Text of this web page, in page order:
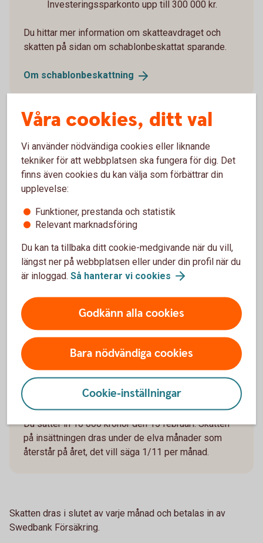
Investeringssparkonto upp till 300 000 kr.
Du hittar mer information om skatteavdraget och
skatten på sidan om schablonbeskattat sparande.
Om schablonbeskattning
Insättningar under året
Insättningar ingår i skatteunderlaget.
skatt.
Under andra halvåret utgör halva insättningen grund för
Skatten kommer att tas ut under de resterande månaderna
av året.
Exempel på beräkning av
avkastningsskatt vid insättningar av
premier under året
Exempel
Du sätter in 10 000 kronor den 15 februari. Skatten
på insättningen dras under de elva månader som
återstår på året, det vill säga 1/11 per månad.
Skatten dras i slutet av varje månad och betalas in av
Swedbank Försäkring.
Våra cookies, ditt val
Vi använder nödvändiga cookies eller liknande
tekniker för att webbplatsen ska fungera för dig. Det
finns även cookies du kan välja som förbättrar din
upplevelse:
Funktioner, prestanda och statistik
Relevant marknadsföring
Du kan ta tillbaka ditt cookie-medgivande när du vill,
längst ner på webbplatsen eller under din profil när du
är inloggad. Så hanterar vi cookies
Godkänn alla cookies
Bara nödvändiga cookies
Cookie-inställningar